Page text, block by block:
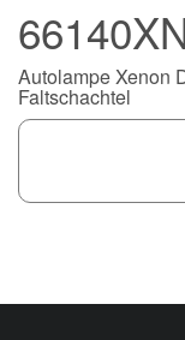
Autolampe Xenon
Faltschachtel